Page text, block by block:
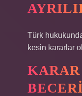
Türk
kesin kararlar